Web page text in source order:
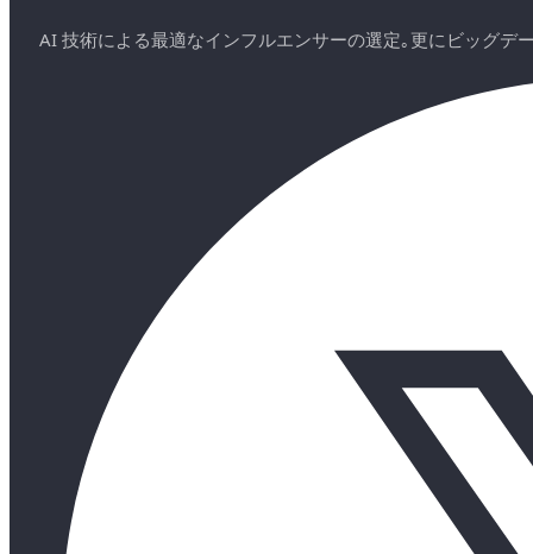
AI 技術による最適なインフルエンサーの選定｡更にビッグデ